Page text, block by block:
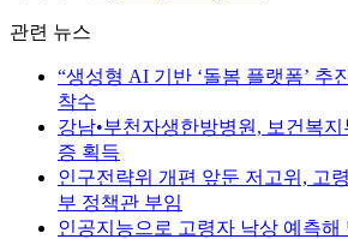
관련 뉴스
“생성형 AI 기반 ‘돌봄 플랫폼’ 추
착수
강남•부천자생한방병원, 보건복
증 획득
인구전략위 개편 앞둔 저고위, 고
부 정책관 부임
인공지능으로 고령자 낙상 예측해